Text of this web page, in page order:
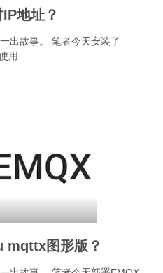
地址？
出故事。 笔者今天安装了
用 …
mqttx图形版？